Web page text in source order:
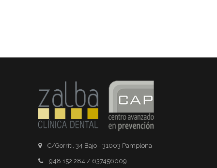
C/Gorriti, 34 Bajo - 31003 Pamplona
948 152 284 / 637456009